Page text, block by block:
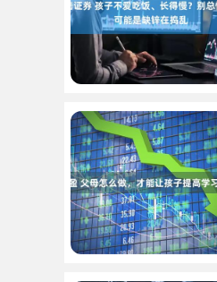
2.13% 上证指数